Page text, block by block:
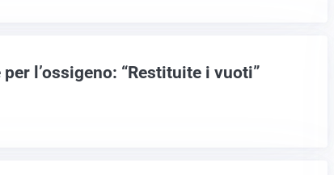
l’ossigeno: “Restituite i vuoti”